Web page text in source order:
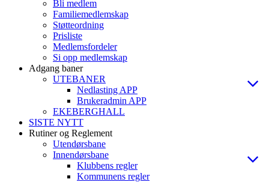
Bli medlem
Familiemedlemskap
Støtteordning
Prisliste
Medlemsfordeler
Si opp medlemskap
Adgang baner
UTEBANER
Nedlasting APP
Brukeradmin APP
EKEBERGHALL
SISTE NYTT
Rutiner og Reglement
Utendørsbane
Innendørsbane
Klubbens regler
Kommunens regler